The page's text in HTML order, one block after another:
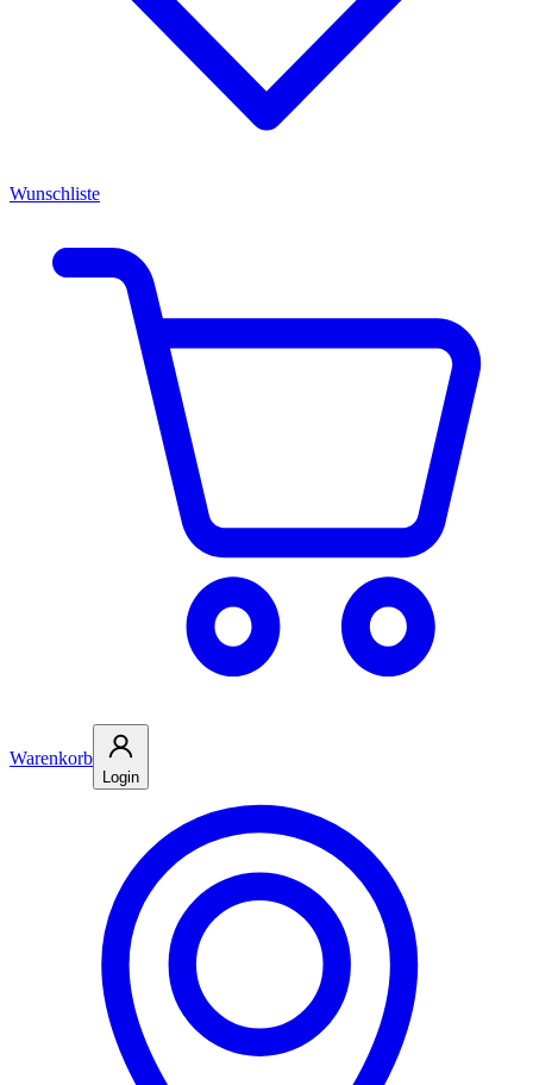
Wunschliste
Warenkorb
Login